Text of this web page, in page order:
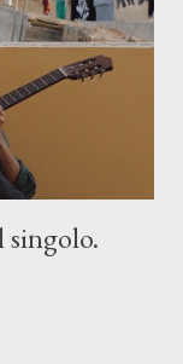
singolo.